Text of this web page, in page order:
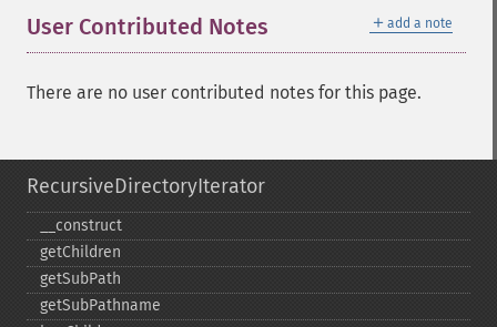
＋ add a note
User Contributed Notes
There are no user contributed notes for this page.
RecursiveDirectoryIterator
_​_​construct
getChildren
getSubPath
getSubPathname